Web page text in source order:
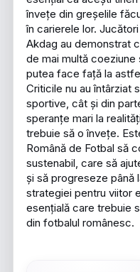
învețe din greșelile
în carierele lor.
Akdag au demonstrat
de mai multă
putea face față la
Criticile nu au întârziat
sportive, cât și din
speranțe mari la
trebuie să o învețe.
Română de Fotbal să
sustenabil, care să
și să progreseze până
strategiei pentru viitor
esențială care trebuie
din fotbalul românesc.